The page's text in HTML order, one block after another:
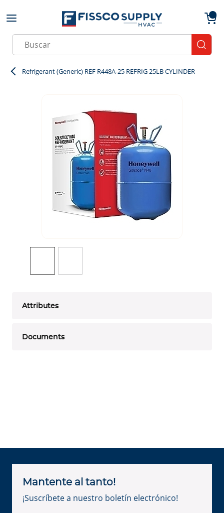
Skip to main content
Site Search
Refrigerant (Generic) REF R448A-25 REFRIG 25LB CYLINDER
Attributes
Documents
Mantente al tanto!
¡Suscríbete a nuestro boletín electrónico!